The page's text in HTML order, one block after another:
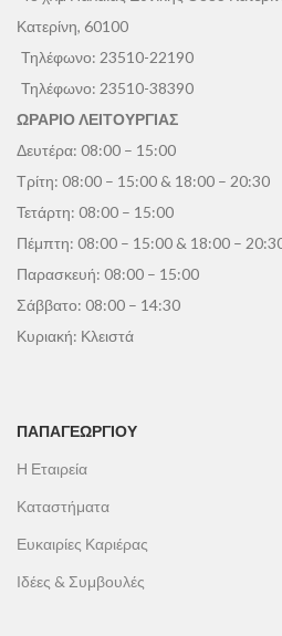
Κατερίνη, 60100
Τηλέφωνο: 23510-22190
Τηλέφωνο: 23510-38390
ΩΡΑΡΙΟ ΛΕΙΤΟΥΡΓΙΑΣ
Δευτέρα: 08:00 – 15:00
Τρίτη: 08:00 – 15:00 & 18:00 – 20:30
Τετάρτη: 08:00 – 15:00
Πέμπτη: 08:00 – 15:00 & 18:00 –
Παρασκευή: 08:00 – 15:00
Σάββατο: 08:00 – 14:30
Κυριακή: Κλειστά
ΠΑΠΑΓΕΩΡΓΊΟΥ
Η Εταιρεία
Καταστήματα
Ευκαιρίες Καριέρας
Ιδέες & Συμβουλές